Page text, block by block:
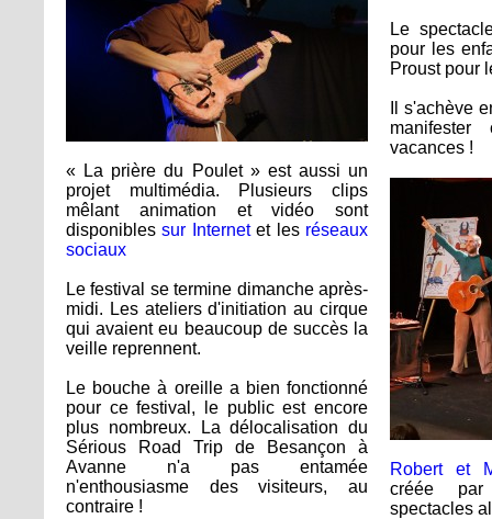
« La prière du Poulet » est aussi un
projet multimédia. Plusieurs clips
mêlant animation et vidéo sont
disponiblessur Internetet les réseaux
sociaux
Le festival se termine dimanche après-
midi. Les ateliers d'initiation au cirque
qui avaient eu beaucoup de succès la
veille reprennent.
Le bouche à oreille a bien fonctionné
pour ce festival, le public est encore
plus nombreux. La délocalisation du
Sérious Road Trip de Besançon à
Avanne n'a pas entamée
n'enthousiasme des visiteurs, au
contraire !
Le
pour les
Proust pour
Il s'achève
vacances !
Robert et
créée
spectacles